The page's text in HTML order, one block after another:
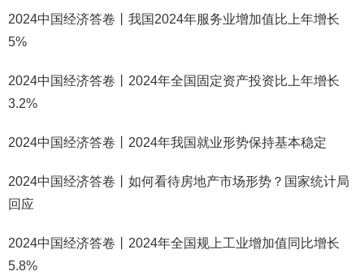
2024中国经济答卷丨我国2024年服务业增加值比上年增长
5%
2024中国经济答卷丨2024年全国固定资产投资比上年增长
3.2%
2024中国经济答卷丨2024年我国就业形势保持基本稳定
2024中国经济答卷丨如何看待房地产市场形势？国家统计局
回应
2024中国经济答卷丨2024年全国规上工业增加值同比增长
5.8%